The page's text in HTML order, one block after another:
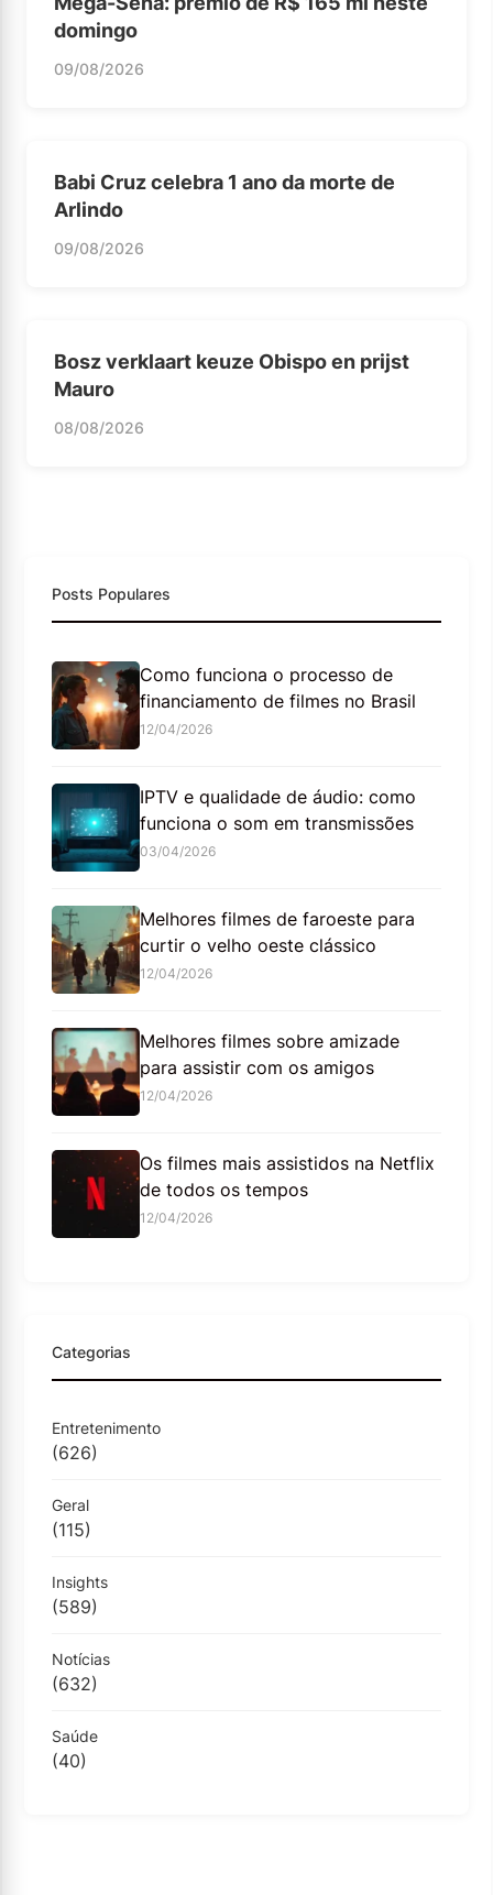
domingo
09/08/2026
Babi Cruz celebra 1 ano da morte de
Arlindo
09/08/2026
Bosz verklaart keuze Obispo en prijst
Mauro
08/08/2026
Posts Populares
Como funciona o processo de
financiamento de filmes no Brasil
12/04/2026
IPTV e qualidade de áudio: como
funciona o som em transmissões
03/04/2026
Melhores filmes de faroeste para
curtir o velho oeste clássico
12/04/2026
Melhores filmes sobre amizade
para assistir com os amigos
12/04/2026
Os filmes mais assistidos na Netflix
de todos os tempos
12/04/2026
Categorias
Entretenimento
(626)
Geral
(115)
Insights
(589)
Notícias
(632)
Saúde
(40)